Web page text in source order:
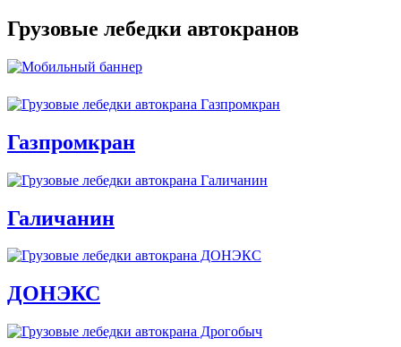
Грузовые лебедки автокранов
Газпромкран
Галичанин
ДОНЭКС